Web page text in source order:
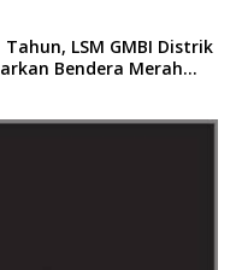
LSM GMBI Distrik
Bendera Merah